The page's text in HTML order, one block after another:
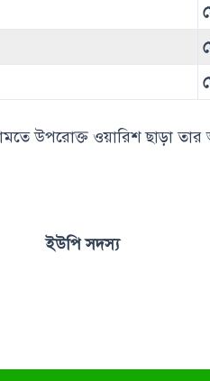
উপরোক্ত ওয়ারিশ ছাড়া
ইউপি সদস্য